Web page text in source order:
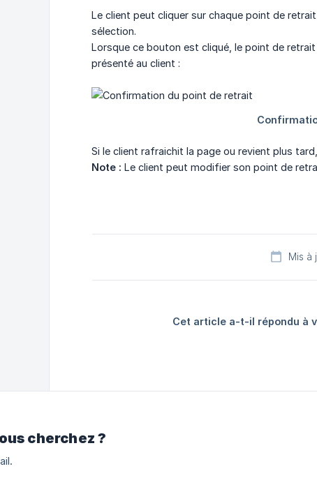
Le client peut cliquer sur chaque point de
sélection.
Lorsque ce bouton est cliqué, le point de
présenté au client :
Si le client rafraichit la page ou revient plus
Note : Le client peut modifier son point de
Mis à
Cet article a-t-il répondu à
cherchez ?